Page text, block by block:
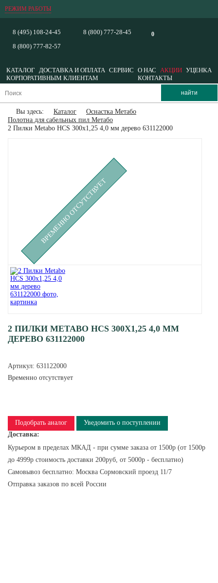
РЕЖИМ РАБОТЫ
0
8 (495) 108-24-45
8 (800) 777-82-57
8 (800) 777-28-45
КАТАЛОГ ДОСТАВКА И ОПЛАТА СЕРВИС О НАС АКЦИИ УЦЕНКА
КОРПОРАТИВНЫМ КЛИЕНТАМ
КОНТАКТЫ
Вы здесь: Каталог
Оснастка Метабо
Полотна для сабельных пил Метабо
2 Пилки Metabo HCS 300x1,25 4,0 мм дерево 631122000
ВРЕМЕННО ОТСУТСТВУЕТ
2 ПИЛКИ METABO HCS 300X1,25 4,0 ММ
ДЕРЕВО 631122000
Артикул: 631122000
Временно отсутствует
Подобрать аналог
Уведомить о поступлении
Доставка:
Курьером в пределах МКАД - при сумме заказа от 1500р (от 1500р
до 4999р стоимость доставки 200руб, от 5000р - бесплатно)
Самовывоз бесплатно: Москва Сормовский проезд 11/7
Отправка заказов по всей России